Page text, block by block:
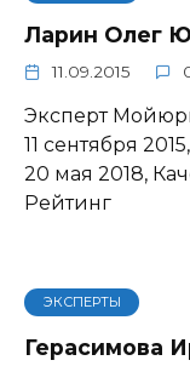
Ларин Олег
11.09.2015
Эксперт
11 сентября
20 мая 2018,
Рейтинг
ЭКСПЕРТЫ
Герасимова